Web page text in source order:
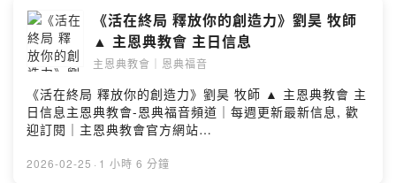
《活在終局 釋放你的創造力》劉昊 牧師
▲ 主恩典教會 主日信息
主恩典教會｜恩典福音
《活在終局 釋放你的創造力》劉昊 牧師 ▲ 主恩典教會 主
日信息主恩典教會-恩典福音頻道｜每週更新最新信息, 歡
迎訂閱｜主恩典教會官方網站
一起聚會喔#Powered by Firstory Hosting
2026-02-25 · 1 小時 6 分鐘